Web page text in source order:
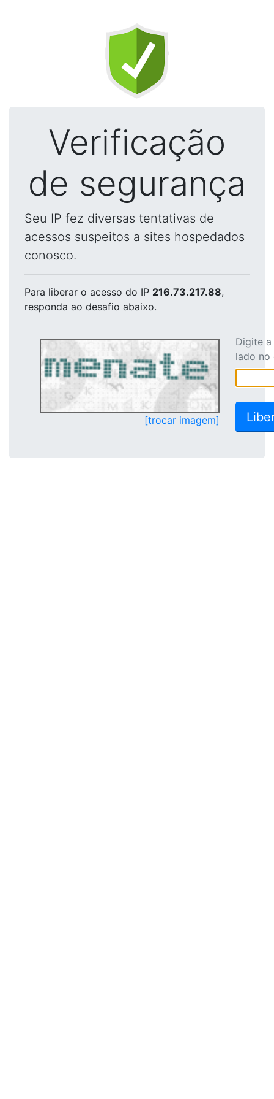
Verificação
de segurança
Seu IP fez diversas tentativas de
acessos suspeitos a sites hospedados
conosco.
Para liberar o acesso do IP 216.73.217.88,
responda ao desafio abaixo.
[trocar imagem]
Digite
lado no